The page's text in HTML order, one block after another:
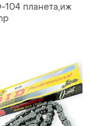
104 планета,иж